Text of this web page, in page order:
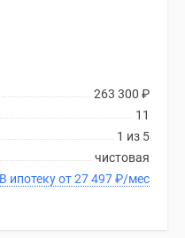
263 300 ₽
11
1 из 5
чистовая
В ипотеку от 27 497₽/мес